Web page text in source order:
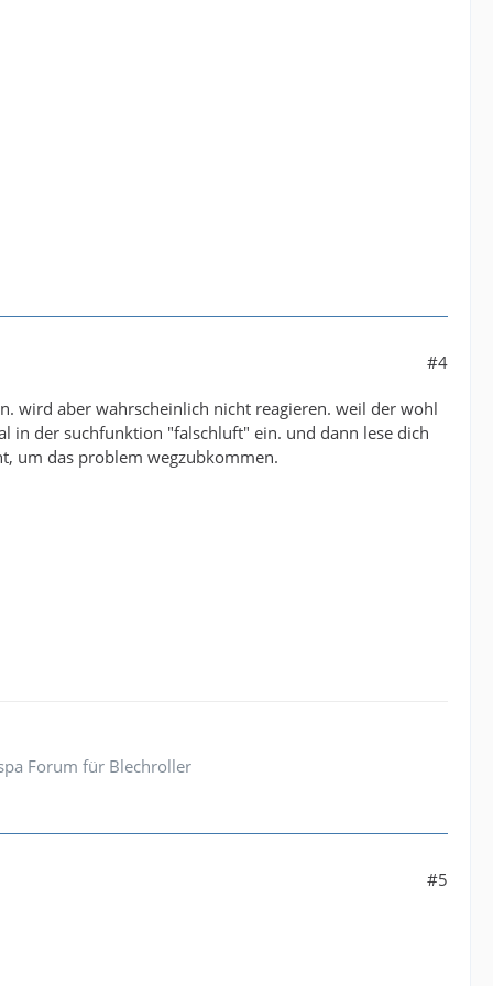
#4
wird aber wahrscheinlich nicht reagieren. weil der wohl
in der suchfunktion "falschluft" ein. und dann lese dich
um das problem wegzubkommen.
Forum für Blechroller
#5